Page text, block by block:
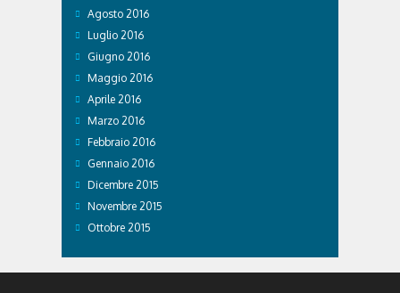
Agosto 2016
Luglio 2016
Giugno 2016
Maggio 2016
Aprile 2016
Marzo 2016
Febbraio 2016
Gennaio 2016
Dicembre 2015
Novembre 2015
Ottobre 2015